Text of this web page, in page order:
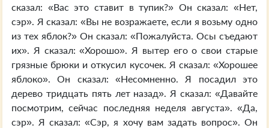
сказал: «Вас это ставит в тупик?» Он сказал: «Нет,
сэр». Я сказал: «Вы не возражаете, если я возьму одно
из тех яблок?» Он сказал: «Пожалуйста. Осы съедают
их». Я сказал: «Хорошо». Я вытер его о свои старые
грязные брюки и откусил кусочек. Я сказал: «Хорошее
яблоко». Он сказал: «Несомненно. Я посадил это
дерево тридцать пять лет назад». Я сказал: «Давайте
посмотрим, сейчас последняя неделя августа». «Да,
сэр». Я сказал: «Сэр, я хочу вам задать вопрос». Он